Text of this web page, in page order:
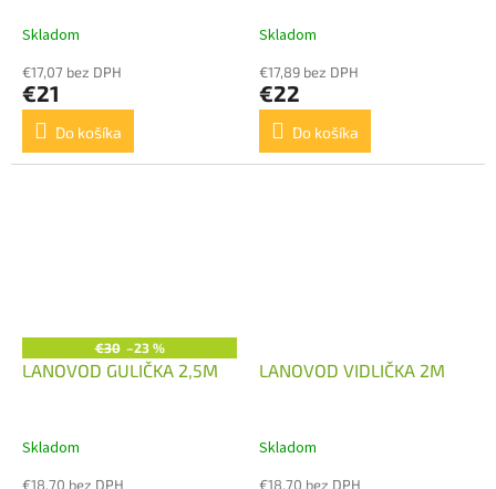
Skladom
€17,07 bez DPH
€21
Do košíka
Skladom
€17,89 bez DPH
€22
Do košíka
€30 –23 %
LANOVOD GULIČKA 2,5M
Skladom
€18,70 bez DPH
LANOVOD VIDLIČKA 2M
Skladom
€18,70 bez DPH